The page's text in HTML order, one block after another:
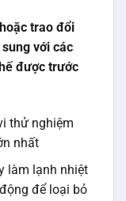
trao đổi
với các
được trước
thử nghiệm
nhất
làm lạnh nhiệt
để loại bỏ